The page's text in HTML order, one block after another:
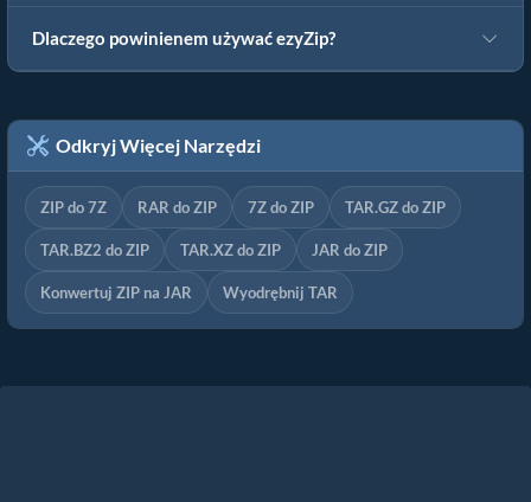
Dlaczego powinienem używać ezyZip?
Odkryj Więcej Narzędzi
ZIP do 7Z RAR do ZIP 7Z do ZIP TAR.GZ do ZIP
TAR.BZ2 do ZIP TAR.XZ do ZIP JAR do ZIP
Konwertuj ZIP na JAR Wyodrębnij TAR